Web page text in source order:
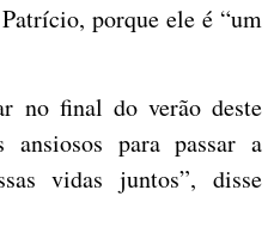
porque ele é “um
no final do verão deste
ansiosos para passar a
vidas juntos”, disse